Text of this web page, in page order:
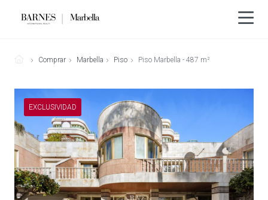
Comprar Marbella Piso Piso Marbella - 487 m²
EXCLUSIVIDAD